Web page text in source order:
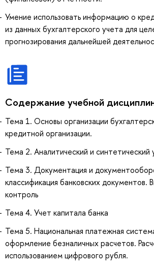
Умение использовать информацию о
из данных бухгалтерского учета для
прогнозирования дальнейшей
Содержание учебной
Тема 1. Основы организации
кредитной организации.
Тема 2. Аналитический и синтетический
Тема 3. Документация и
классификация банковских документов.
контроль
Тема 4. Учет капитала банка
Тема 5. Национальная платежная
оформление безналичных расчетов.
использованием цифрового рубля.